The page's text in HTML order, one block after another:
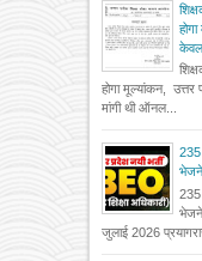
केवल
होगा मूल्यांकन,
मांगी थी ऑनल...
235
भेजने
235
भेजने
जुलाई 2026